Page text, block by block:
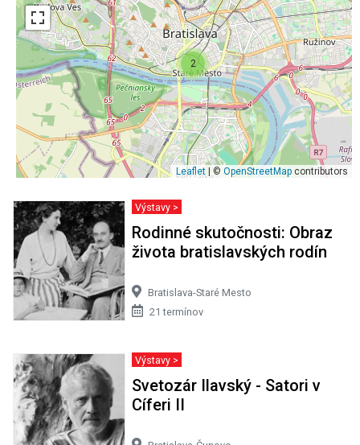
2
Leaflet | ©OpenStreetMap contributors
Výstavy >
Rodinné skutočnosti: Obraz
života bratislavských rodín
Bratislava-Staré Mesto
21 termínov
Výstavy >
Svetozár Ilavský - Satori v
Cíferi II